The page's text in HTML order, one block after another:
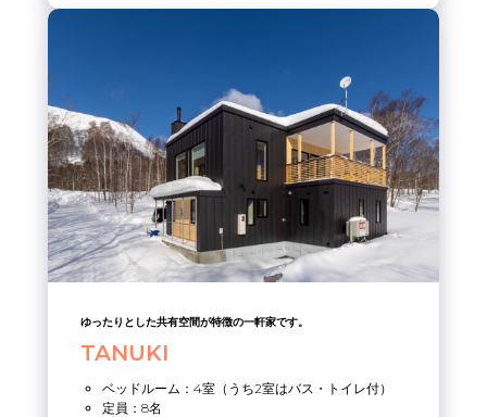
ゆったりとした共有空間が特徴の一軒家です。
TANUKI
ベッドルーム：4室（うち2室はバス・トイレ付）
定員：8名